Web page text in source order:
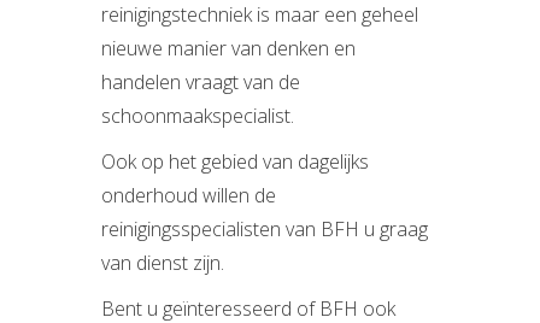
reinigingstechniek is maar een geheel
nieuwe manier van denken en
handelen vraagt van de
schoonmaakspecialist.
Ook op het gebied van dagelijks
onderhoud willen de
reinigingsspecialisten van BFH u graag
van dienst zijn.
Bent u geïnteresseerd of BFH ook